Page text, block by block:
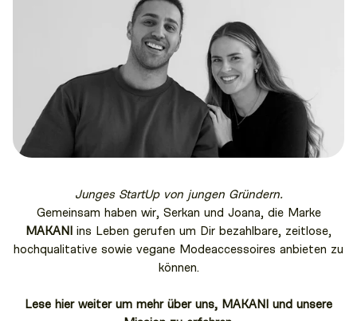
Junges StartUp von jungen Gründern.
Gemeinsam haben wir, Serkan und Joana, die Marke
MAKANI
ins Leben gerufen um Dir bezahlbare, zeitlose,
hochqualitative sowie vegane Modeaccessoires anbieten zu
können.
Lese hier weiter um mehr über uns, MAKANI und unsere